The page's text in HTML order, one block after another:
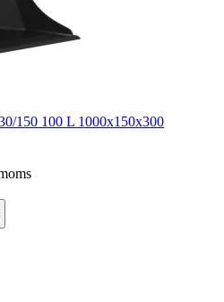
150 100 L 1000x150x300